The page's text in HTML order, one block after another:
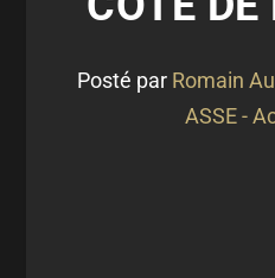
Posté par Romain
ASSE -